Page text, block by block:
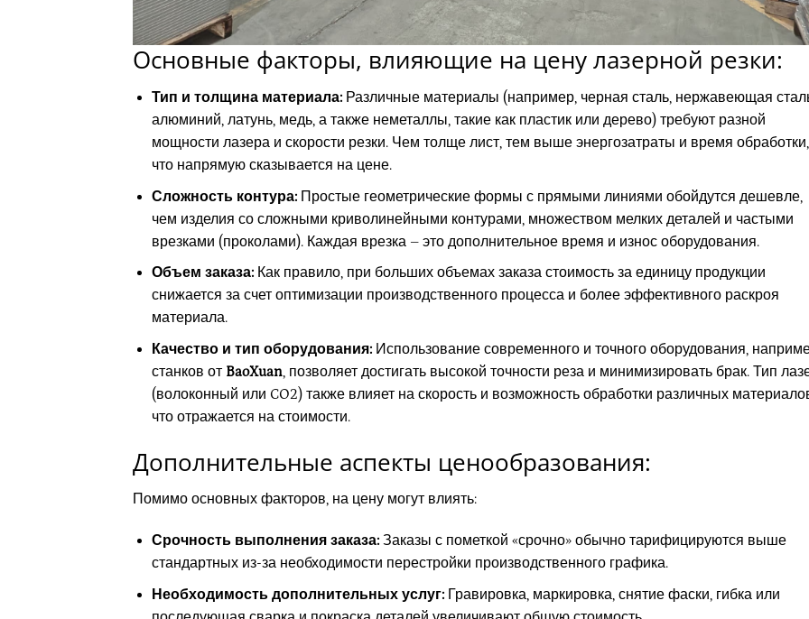
Основные факторы, влияющие на цену лазерной резки:
Тип и толщина материала:Различные материалы (например, черная сталь, нержавеющая
алюминий, латунь, медь, а также неметаллы, такие как пластик или дерево) требуют разной
мощности лазера и скорости резки. Чем толще лист, тем выше энергозатраты и время обработки,
что напрямую сказывается на цене.
Сложность контура:Простые геометрические формы с прямыми линиями обойдутся дешевле,
чем изделия со сложными криволинейными контурами, множеством мелких деталей и частыми
врезками (проколами). Каждая врезка – это дополнительное время и износ оборудования.
Объем заказа:Как правило, при больших объемах заказа стоимость за единицу продукции
снижается за счет оптимизации производственного процесса и более эффективного раскроя
материала.
Качество и тип оборудования:Использование современного и точного оборудования,
станков от BaoXuan, позволяет достигать высокой точности реза и минимизировать брак. Тип
(волоконный или CO2) также влияет на скорость и возможность обработки различных
что отражается на стоимости.
Дополнительные аспекты ценообразования:
Помимо основных факторов, на цену могут влиять:
Срочность выполнения заказа:Заказы с пометкой «срочно» обычно тарифицируются выше
стандартных из-за необходимости перестройки производственного графика.
Необходимость дополнительных услуг:Гравировка, маркировка, снятие фаски, гибка или